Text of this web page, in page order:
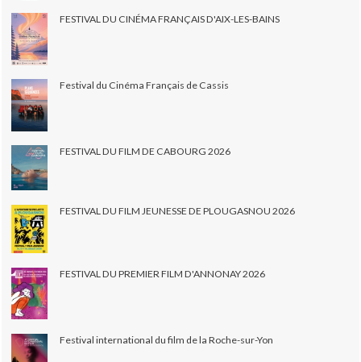
FESTIVAL DU CINÉMA FRANÇAIS D'AIX-LES-BAINS
Festival du Cinéma Français de Cassis
FESTIVAL DU FILM DE CABOURG 2026
FESTIVAL DU FILM JEUNESSE DE PLOUGASNOU 2026
FESTIVAL DU PREMIER FILM D'ANNONAY 2026
Festival international du film de la Roche-sur-Yon